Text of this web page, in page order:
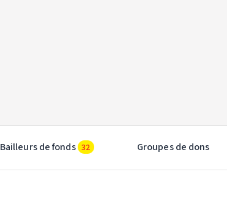
Bailleurs de fonds 32 Groupes de dons